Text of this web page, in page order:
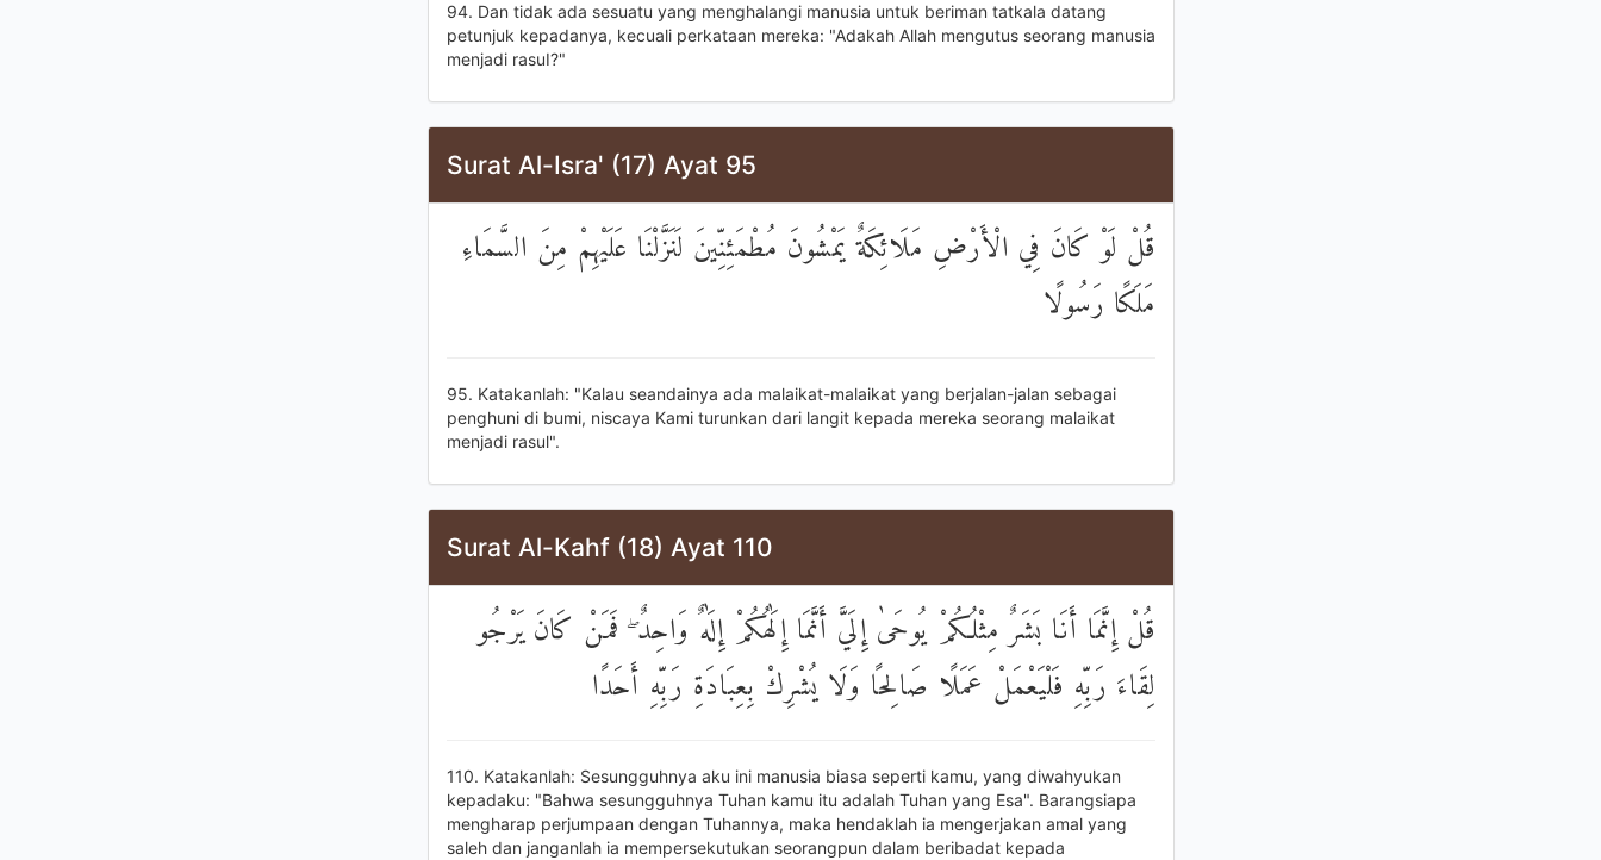
94. Dan tidak ada sesuatu yang menghalangi manusia untuk beriman tatkala datang
petunjuk kepadanya, kecuali perkataan mereka: "Adakah Allah mengutus seorang manusia
menjadi rasuI?"
Surat Al-Isra' (17) Ayat 95
قُلْ لَوْ كَانَ فِي الْأَرْضِ مَلَائِكَةٌ يَمْشُونَ مُطْمَئِنِّينَ لَنَزَّلْنَا عَلَيْهِمْ مِنَ السَّمَاءِ
مَلَكًا رَسُولًا
95. Katakanlah: "Kalau seandainya ada malaikat-malaikat yang berjalan-jalan sebagai
penghuni di bumi, niscaya Kami turunkan dari langit kepada mereka seorang malaikat
menjadi rasul".
Surat Al-Kahf (18) Ayat 110
قُلْ إِنَّمَا أَنَا بَشَرٌ مِثْلُكُمْ يُوحَىٰ إِلَيَّ أَنَّمَا إِلَٰهُكُمْ إِلَٰهٌ وَاحِدٌ ۖ فَمَنْ كَانَ يَرْجُو
لِقَاءَ رَبِّهِ فَلْيَعْمَلْ عَمَلًا صَالِحًا وَلَا يُشْرِكْ بِعِبَادَةِ رَبِّهِ أَحَدًا
110. Katakanlah: Sesungguhnya aku ini manusia biasa seperti kamu, yang diwahyukan
kepadaku: "Bahwa sesungguhnya Tuhan kamu itu adalah Tuhan yang Esa". Barangsiapa
mengharap perjumpaan dengan Tuhannya, maka hendaklah ia mengerjakan amal yang
saleh dan janganlah ia mempersekutukan seorangpun dalam beribadat kepada